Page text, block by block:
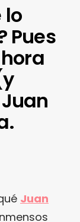
lo
Pues
Juan